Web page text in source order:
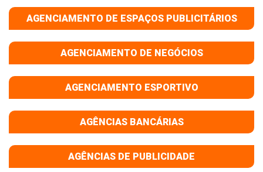
AGENCIAMENTO DE ESPAÇOS PUBLICITÁRIOS
AGENCIAMENTO DE NEGÓCIOS
AGENCIAMENTO ESPORTIVO
AGÊNCIAS BANCÁRIAS
AGÊNCIAS DE PUBLICIDADE